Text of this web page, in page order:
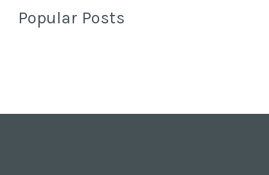
Popular Posts